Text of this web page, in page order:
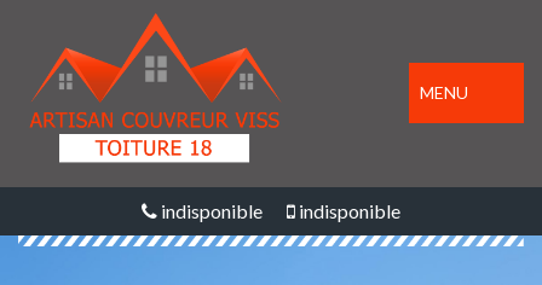
MENU
indisponible indisponible